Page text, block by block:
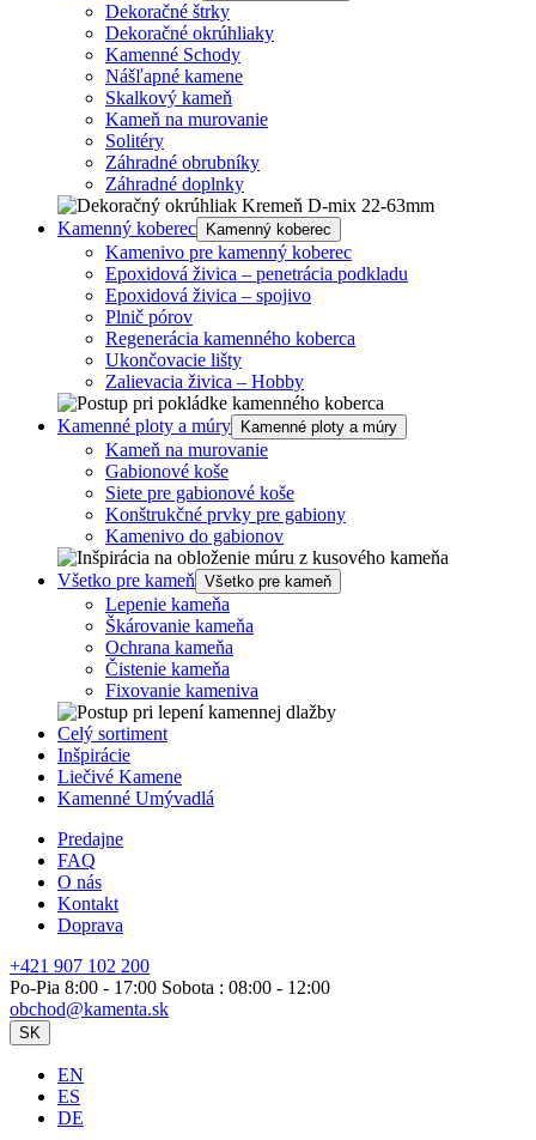
Dekoračné štrky
Dekoračné okrúhliaky
Kamenné Schody
Nášľapné kamene
Skalkový kameň
Kameň na murovanie
Solitéry
Záhradné obrubníky
Záhradné doplnky
Kamenný koberec Kamenný koberec
Kamenivo pre kamenný koberec
Epoxidová živica – penetrácia podkladu
Epoxidová živica – spojivo
Plnič pórov
Regenerácia kamenného koberca
Ukončovacie lišty
Zalievacia živica – Hobby
Kamenné ploty a múry Kamenné ploty a múry
Kameň na murovanie
Gabionové koše
Siete pre gabionové koše
Konštrukčné prvky pre gabiony
Kamenivo do gabionov
Všetko pre kameň Všetko pre kameň
Lepenie kameňa
Škárovanie kameňa
Ochrana kameňa
Čistenie kameňa
Fixovanie kameniva
Celý sortiment
Inšpirácie
Liečivé Kamene
Kamenné Umývadlá
Predajne
FAQ
O nás
Kontakt
Doprava
+421 907 102 200
Po-Pia 8:00 - 17:00 Sobota : 08:00 - 12:00
obchod@kamenta.sk
SK
EN
ES
DE